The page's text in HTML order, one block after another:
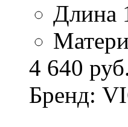
Длина
4 640
Бренд: